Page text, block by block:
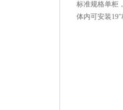
标准规格单柜
体内可安装